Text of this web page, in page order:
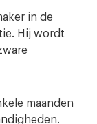
in de
Hij wordt
maanden